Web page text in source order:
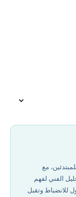
مع
الفني لفهم
للانضباط وتقبل